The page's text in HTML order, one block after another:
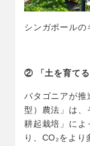
シンガポールの
② 「土を育て
パタゴニアが推
型）農法」は、
耕起栽培」によ
り、CO₂をよ